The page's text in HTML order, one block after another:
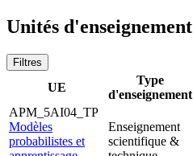
Unités d'enseignement
Filtres
UE
Type
d'enseignement
APM_5AI04_TP
Modèles
probabilistes et
Enseignement
scientifique &